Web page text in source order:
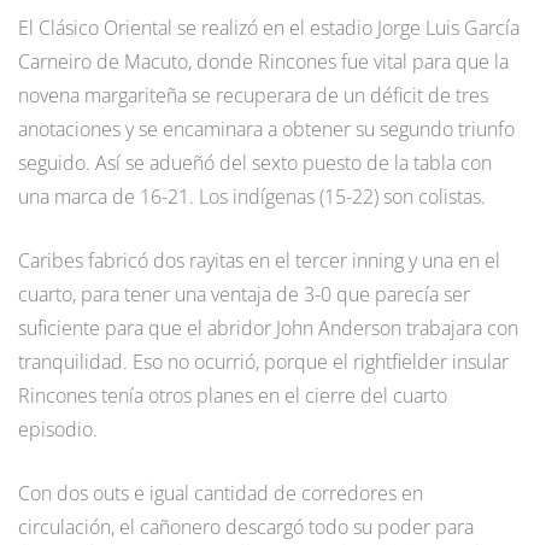
El Clásico Oriental se realizó en el estadio Jorge Luis García
Carneiro de Macuto, donde Rincones fue vital para que la
novena margariteña se recuperara de un déficit de tres
anotaciones y se encaminara a obtener su segundo triunfo
seguido. Así se adueñó del sexto puesto de la tabla con
una marca de 16-21. Los indígenas (15-22) son colistas.
Caribes fabricó dos rayitas en el tercer inning y una en el
cuarto, para tener una ventaja de 3-0 que parecía ser
suficiente para que el abridor John Anderson trabajara con
tranquilidad. Eso no ocurrió, porque el rightfielder insular
Rincones tenía otros planes en el cierre del cuarto
episodio.
Con dos outs e igual cantidad de corredores en
circulación, el cañonero descargó todo su poder para